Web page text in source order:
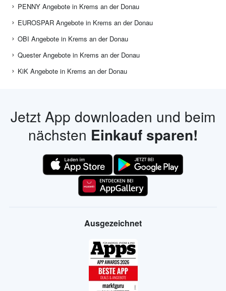
PENNY Angebote in Krems an der Donau
EUROSPAR Angebote in Krems an der Donau
OBI Angebote in Krems an der Donau
Quester Angebote in Krems an der Donau
KiK Angebote in Krems an der Donau
Jetzt App downloaden und beim
nächsten Einkauf sparen!
Ausgezeichnet